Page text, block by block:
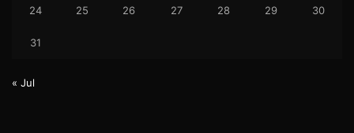
24 25 26 27 28 29 30
31
« Jul